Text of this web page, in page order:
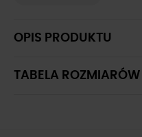
OPIS PRODUKTU
TABELA ROZMIARÓW